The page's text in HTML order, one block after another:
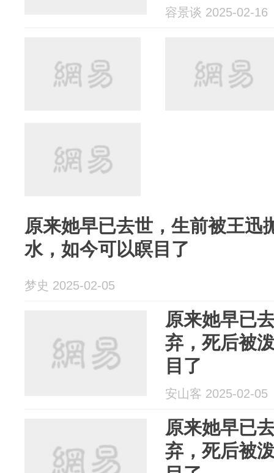
容景谈 2025-02-16
原来她早已去世，生前被王迅
水，如今可以瞑目了
梦史 2025-02-05
原来她早已
弃，死后被
目了
安山客 2025-02-05
原来她早已
弃，死后被